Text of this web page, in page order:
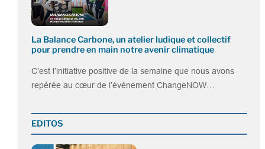
La Balance Carbone, un atelier ludique et collectif
pour prendre en main notre avenir climatique
C’est l’initiative positive de la semaine que nous avons
repérée au cœur de l’événement ChangeNOW…
EDITOS